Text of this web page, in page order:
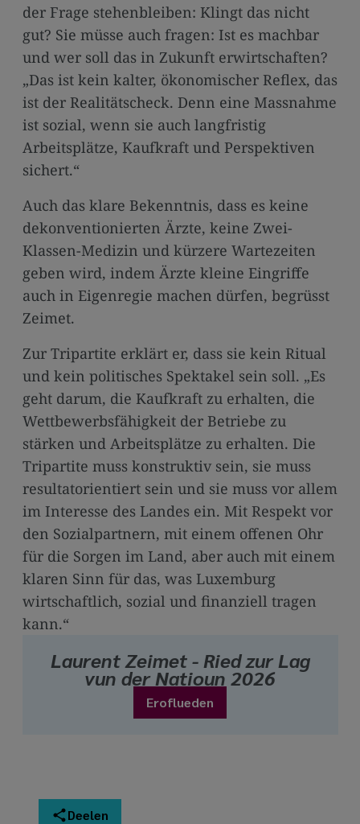
der Frage stehenbleiben: Klingt das nicht
gut? Sie müsse auch fragen: Ist es machbar
und wer soll das in Zukunft erwirtschaften?
„Das ist kein kalter, ökonomischer Reflex, das
ist der Realitätscheck. Denn eine Massnahme
ist sozial, wenn sie auch langfristig
Arbeitsplätze, Kaufkraft und Perspektiven
sichert.“
Auch das klare Bekenntnis, dass es keine
dekonventionierten Ärzte, keine Zwei-
Klassen-Medizin und kürzere Wartezeiten
geben wird, indem Ärzte kleine Eingriffe
auch in Eigenregie machen dürfen, begrüsst
Zeimet.
Zur Tripartite erklärt er, dass sie kein Ritual
und kein politisches Spektakel sein soll. „Es
geht darum, die Kaufkraft zu erhalten, die
Wettbewerbsfähigkeit der Betriebe zu
stärken und Arbeitsplätze zu erhalten. Die
Tripartite muss konstruktiv sein, sie muss
resultatorientiert sein und sie muss vor allem
im Interesse des Landes ein. Mit Respekt vor
den Sozialpartnern, mit einem offenen Ohr
für die Sorgen im Land, aber auch mit einem
klaren Sinn für das, was Luxemburg
wirtschaftlich, sozial und finanziell tragen
kann.“
Laurent Zeimet - Ried zur Lag
vun der Natioun 2026
Eroflueden
Deelen